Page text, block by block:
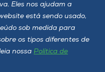
Eles nos ajudam a
está sendo usado,
sob medida para
os tipos diferentes de
nossa Política de